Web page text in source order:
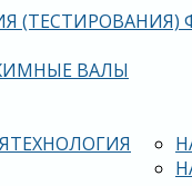
(ТЕСТИРОВАНИЯ)
ВАЛЫ
ТЕХНОЛОГИЯ